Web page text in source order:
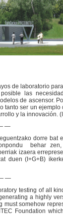
de laboratorio
las
de ascensor.
tanto ser un
y la innovación.
—
dorre bat
behar
izaera
duen (I+G+B)
—
testing of all
a highly
somehow
Foundation